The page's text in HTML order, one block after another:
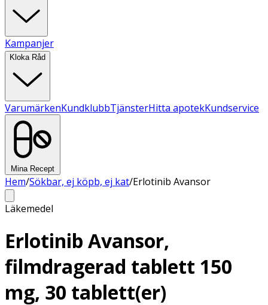
Kampanjer
Kloka Råd
VarumärkenKundklubbTjänsterHitta apotekKundservice
Mina Recept
Hem/Sökbar, ej köpb, ej kat/Erlotinib Avansor
Läkemedel
Erlotinib Avansor,
filmdragerad tablett 150
mg, 30 tablett(er)